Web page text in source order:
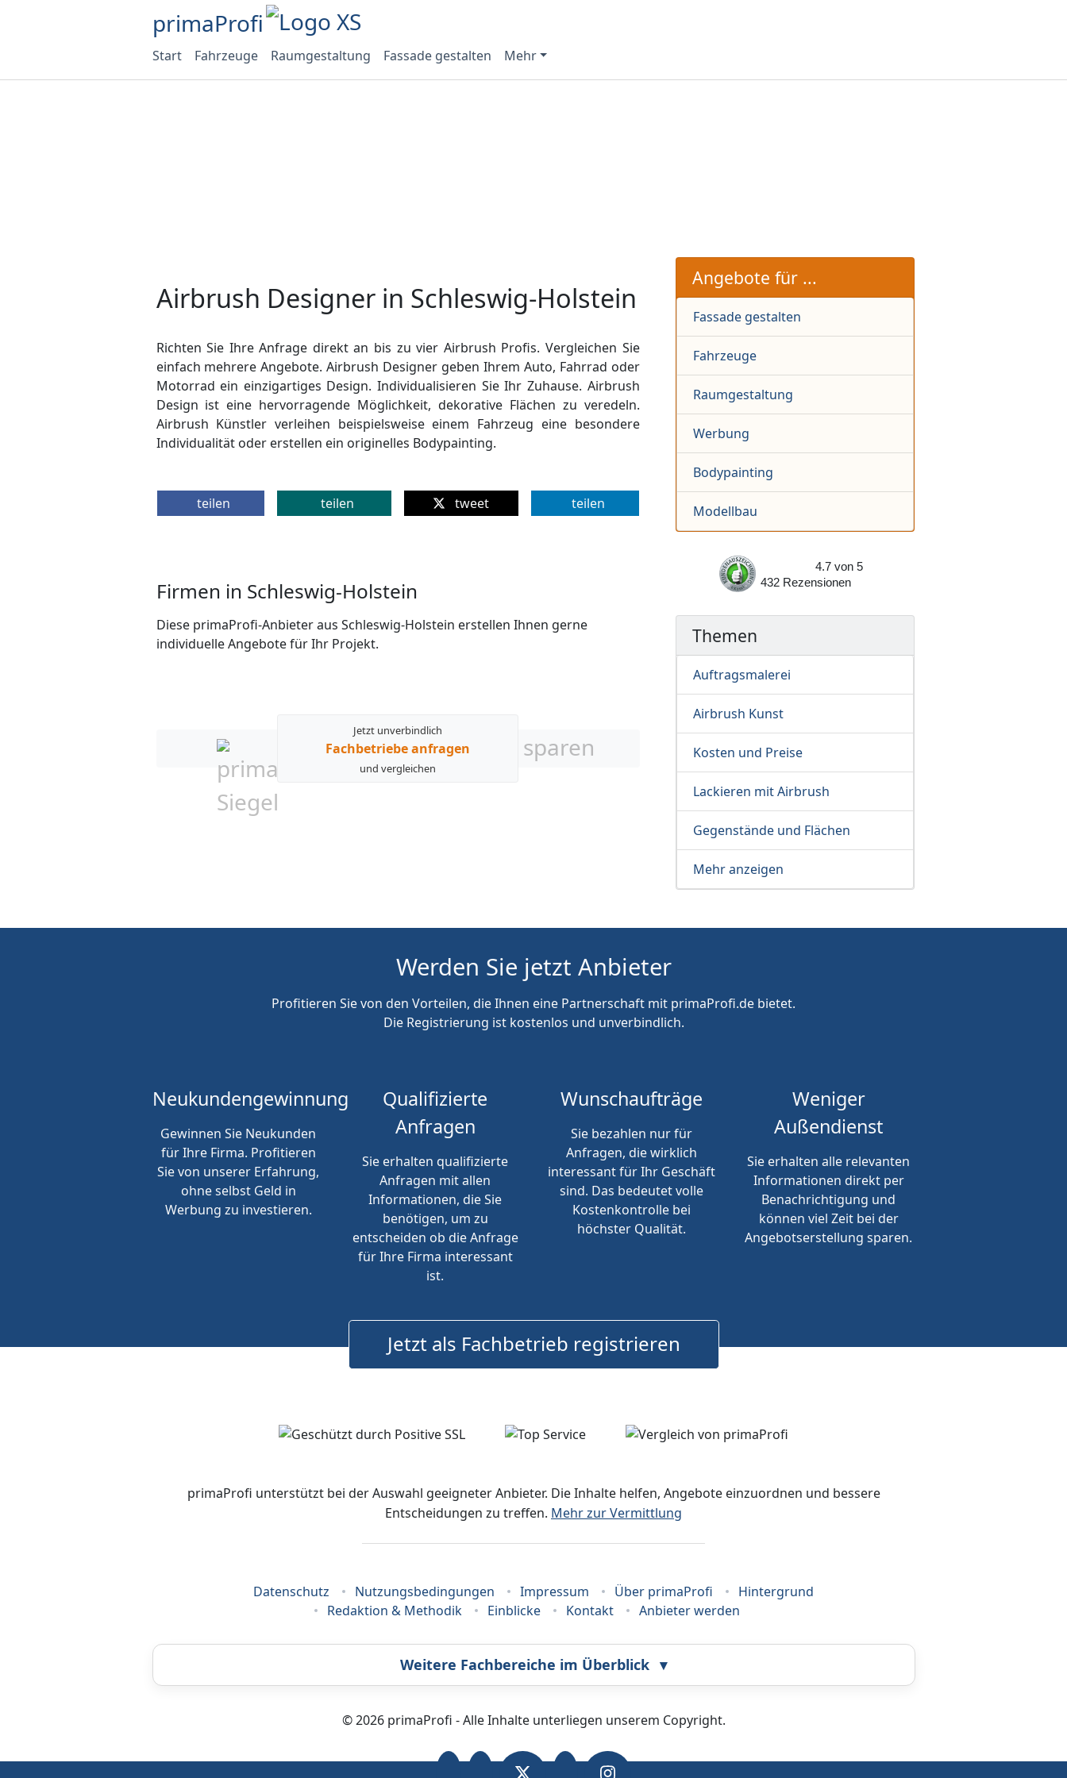
primaProfi
Start Fahrzeuge Raumgestaltung Fassade gestalten Mehr
Airbrush Designer in Schleswig-Holstein
Richten Sie Ihre Anfrage direkt an bis zu vier Airbrush Profis. Vergleichen Sie
einfach mehrere Angebote. Airbrush Designer geben Ihrem Auto, Fahrrad oder
Motorrad ein einzigartiges Design. Individualisieren Sie Ihr Zuhause. Airbrush
Design ist eine hervorragende Möglichkeit, dekorative Flächen zu veredeln.
Airbrush Künstler verleihen beispielsweise einem Fahrzeug eine besondere
Individualität oder erstellen ein originelles Bodypainting.
teilen teilen tweet teilen
Firmen in Schleswig-Holstein
Diese primaProfi-Anbieter aus Schleswig-Holstein erstellen Ihnen gerne
individuelle Angebote für Ihr Projekt.
Jetzt unverbindlich
Fachbetriebe anfragen
und vergleichen
sparen
Angebote für ...
Fassade gestalten
Fahrzeuge
Raumgestaltung
Werbung
Bodypainting
Modellbau
4.7 von5
432
Rezensionen
Themen
Auftragsmalerei
Airbrush Kunst
Kosten und Preise
Lackieren mit Airbrush
Gegenstände und Flächen
Mehr anzeigen
Werden Sie jetzt Anbieter
Profitieren Sie von den Vorteilen, die Ihnen eine Partnerschaft mit primaProfi.de bietet.
Die Registrierung ist kostenlos und unverbindlich.
Neukundengewinnung
Gewinnen Sie Neukunden
für Ihre Firma. Profitieren
Sie von unserer Erfahrung,
ohne selbst Geld in
Werbung zu investieren.
Qualifizierte
Anfragen
Sie erhalten qualifizierte
Anfragen mit allen
Informationen, die Sie
benötigen, um zu
entscheiden ob die Anfrage
für Ihre Firma interessant
ist.
Wunschaufträge
Sie bezahlen nur für
Anfragen, die wirklich
interessant für Ihr Geschäft
sind. Das bedeutet volle
Kostenkontrolle bei
höchster Qualität.
Weniger
Außendienst
Sie erhalten alle relevanten
Informationen direkt per
Benachrichtigung und
können viel Zeit bei der
Angebotserstellung sparen.
Jetzt als Fachbetrieb registrieren
primaProfi unterstützt bei der Auswahl geeigneter Anbieter. Die Inhalte helfen, Angebote einzuordnen und bessere
Entscheidungen zu treffen. Mehr zur Vermittlung
Datenschutz Nutzungsbedingungen Impressum Über primaProfi
Hintergrund
Redaktion & Methodik
Einblicke Kontakt Anbieter werden
Weitere Fachbereiche im Überblick ▾
Callcenter Coaching
Fahrzeugortung Fotografie Frankiermaschine Grafikdesign
© 2026 primaProfi - Alle Inhalte unterliegen unserem Copyright.